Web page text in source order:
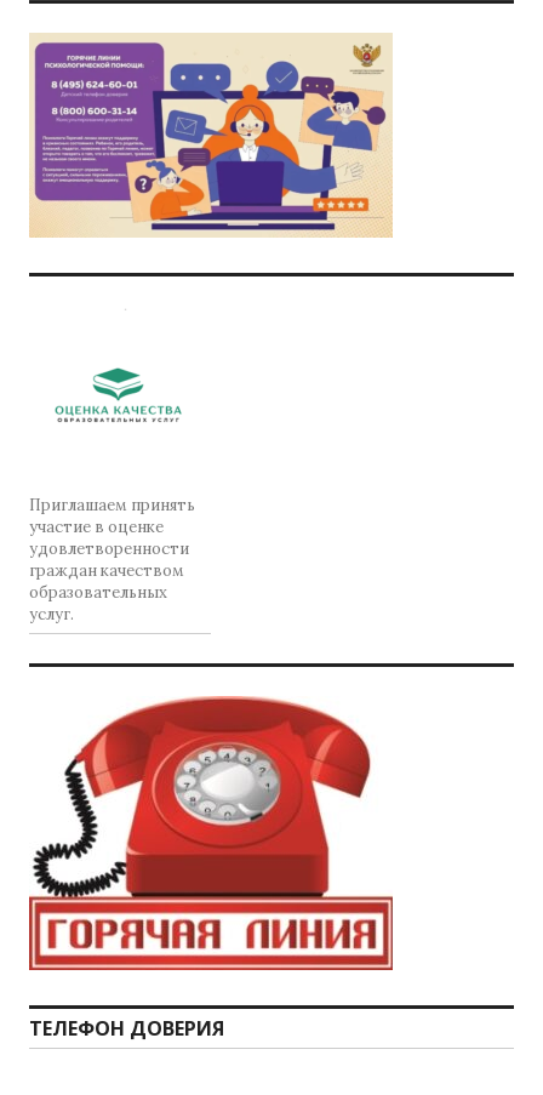
Приглашаем принять
участие в оценке
удовлетворенности
граждан качеством
образовательных
услуг.
ТЕЛЕФОН ДОВЕРИЯ